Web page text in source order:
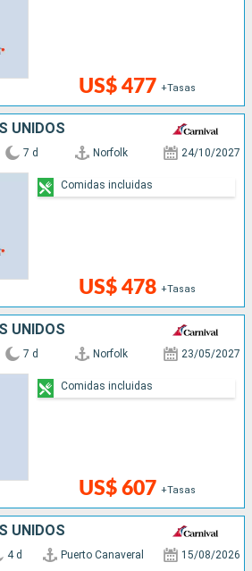
US$ 477 +Tasas
UNIDOS
7 d Norfolk 24/10/2027
US$ 478 +Tasas
Comidas incluidas
UNIDOS
7 d Norfolk 23/05/2027
US$ 607 +Tasas
Comidas incluidas
UNIDOS
4 d Puerto Canaveral 15/08/2026